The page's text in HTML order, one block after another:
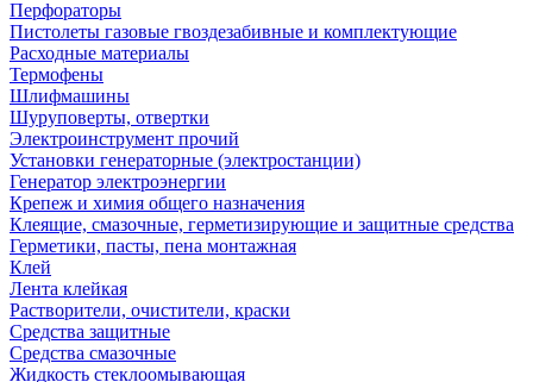
Перфораторы
Пистолеты газовые гвоздезабивные и комплектующие
Расходные материалы
Термофены
Шлифмашины
Шуруповерты, отвертки
Электроинструмент прочий
Установки генераторные (электростанции)
Генератор электроэнергии
Крепеж и химия общего назначения
Клеящие, смазочные, герметизирующие и защитные средства
Герметики, пасты, пена монтажная
Клей
Лента клейкая
Растворители, очистители, краски
Средства защитные
Средства смазочные
Жидкость стеклоомывающая